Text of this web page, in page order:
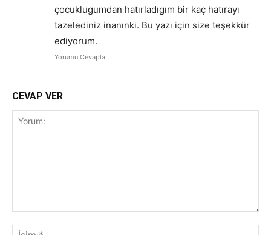
çocuklugumdan hatırladıgım bir kaç hatırayı
tazelediniz inanınki. Bu yazı için size teşekkür
ediyorum.
Yorumu Cevapla
CEVAP VER